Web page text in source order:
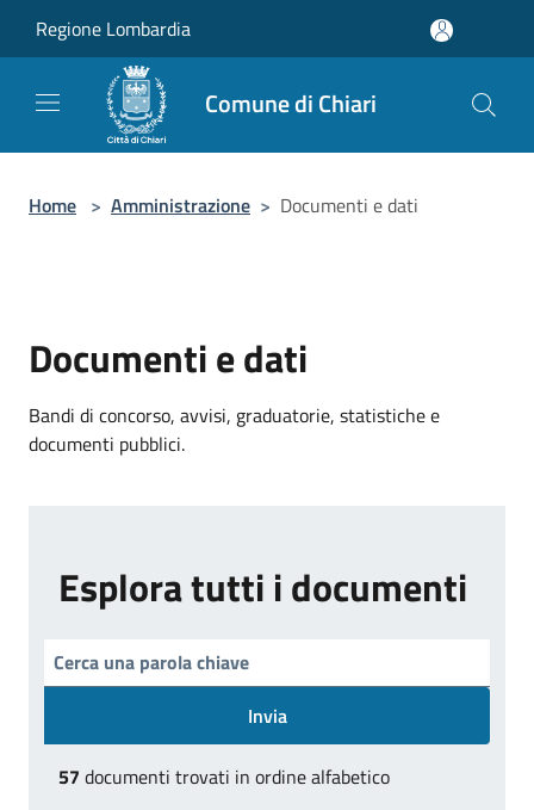
Regione Lombardia
Comune di Chiari
Home > Amministrazione > Documenti e dati
Documenti e dati
Bandi di concorso, avvisi, graduatorie, statistiche e
documenti pubblici.
Esplora tutti i documenti
Invia
57 documenti trovati in ordine alfabetico